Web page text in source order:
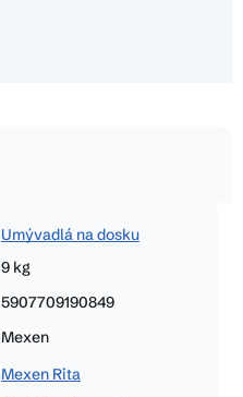
Umývadlá na dosku
9 kg
5907709190849
Mexen
Mexen Rita